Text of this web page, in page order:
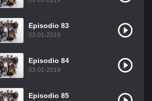
Episodio 83
02-01-2019
Episodio 84
03-01-2019
Episodio 85